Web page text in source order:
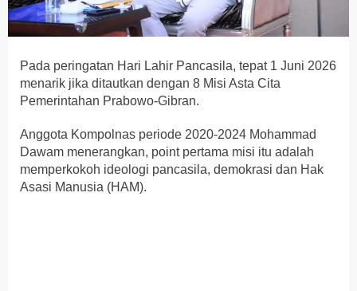
Pada peringatan Hari Lahir Pancasila, tepat 1 Juni 2026
menarik jika ditautkan dengan 8 Misi Asta Cita
Pemerintahan Prabowo-Gibran.
Anggota Kompolnas periode 2020-2024 Mohammad
Dawam menerangkan, point pertama misi itu adalah
memperkokoh ideologi pancasila, demokrasi dan Hak
Asasi Manusia (HAM).